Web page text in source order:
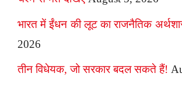
भारत में ईंधन की लूट का राजनैतिक
2026
तीन विधेयक, जो सरकार बदल सकते हैं!